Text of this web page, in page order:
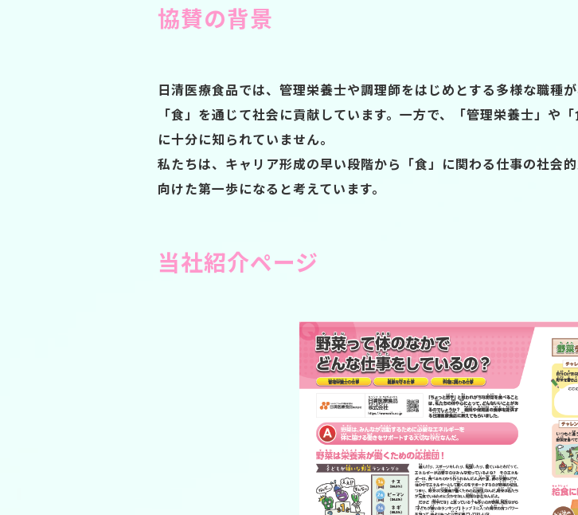
協賛の背景
日清医療食品では、管理栄養士や調理師をはじめとする多様な職種
「食」を通じて社会に貢献しています。一方で、「管理栄養士」や
に十分に知られていません。
私たちは、キャリア形成の早い段階から「食」に関わる仕事の社会
向けた第一歩になると考えています。
当社紹介ページ